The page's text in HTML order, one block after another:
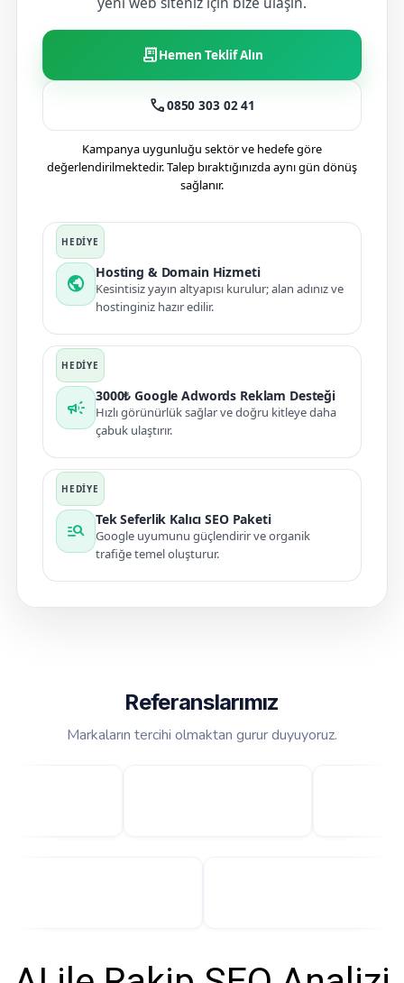
receipt_longHemen Teklif Alın
call0850 303 02 41
Kampanya uygunluğu sektör ve hedefe göre
değerlendirilmektedir. Talep bıraktığınızda aynı gün dönüş
sağlanır.
public
Hosting & Domain Hizmeti
Kesintisiz yayın altyapısı kurulur; alan adınız ve
hostinginiz hazır edilir.
campaign
3000₺ Google Adwords Reklam Desteği
Hızlı görünürlük sağlar ve doğru kitleye daha
çabuk ulaştırır.
manage_search
Tek Seferlik Kalıcı SEO Paketi
Google uyumunu güçlendirir ve organik
trafiğe temel oluşturur.
Referanslarımız
Markaların tercihi olmaktan gurur duyuyoruz.